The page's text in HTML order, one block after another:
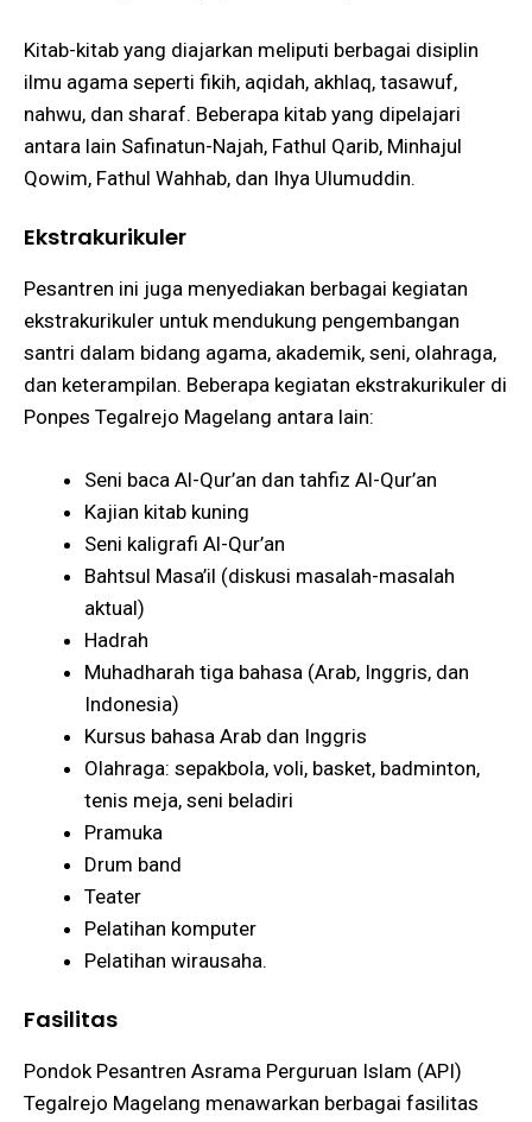
Kitab-kitab yang diajarkan meliputi berbagai disiplin
ilmu agama seperti fikih, aqidah, akhlaq, tasawuf,
nahwu, dan sharaf. Beberapa kitab yang dipelajari
antara lain Safinatun-Najah, Fathul Qarib, Minhajul
Qowim, Fathul Wahhab, dan Ihya Ulumuddin​​.
Ekstrakurikuler
Pesantren ini juga menyediakan berbagai kegiatan
ekstrakurikuler untuk mendukung pengembangan
santri dalam bidang agama, akademik, seni, olahraga,
dan keterampilan. Beberapa kegiatan ekstrakurikuler di
Ponpes Tegalrejo Magelang antara lain:
Seni baca Al-Qur’an dan tahfiz Al-Qur’an
Kajian kitab kuning
Seni kaligrafi Al-Qur’an
Bahtsul Masa’il (diskusi masalah-masalah
aktual)
Hadrah
Muhadharah tiga bahasa (Arab, Inggris, dan
Indonesia)
Kursus bahasa Arab dan Inggris
Olahraga: sepakbola, voli, basket, badminton,
tenis meja, seni beladiri
Pramuka
Drum band
Teater
Pelatihan komputer
Pelatihan wirausaha​​.
Fasilitas
Pondok Pesantren Asrama Perguruan Islam (API)
Tegalrejo Magelang menawarkan berbagai fasilitas